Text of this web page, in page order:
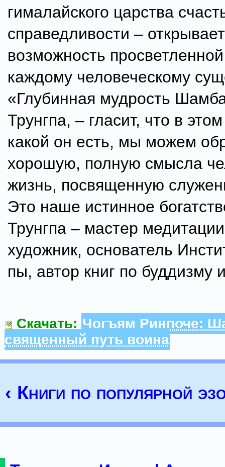
гималайского царства
справедливости – открывает
возможность
каждому человеческому
«Глубинная мудрость
Трунгпа, – гласит, что в
какой он есть, мы можем
хорошую, полную смысла
жизнь, посвященную
Это наше истинное
Трунгпа – мастер
художник, основатель
пы, автор книг по буддизму
Скачать: Чогъям Ринпоче:
священный путь воина
‹ Книги по популярной